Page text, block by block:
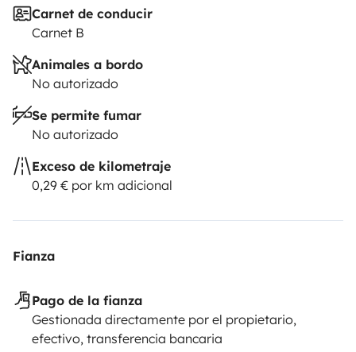
Carnet de conducir
Carnet B
Animales a bordo
No autorizado
Se permite fumar
No autorizado
Exceso de kilometraje
0,29 € por km adicional
Fianza
Pago de la fianza
Gestionada directamente por el propietario,
efectivo, transferencia bancaria